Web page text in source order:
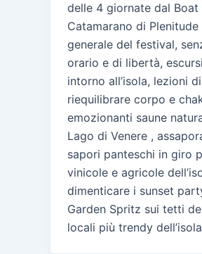
delle 4 giornate dal
Catamarano di
generale del festival,
orario e di libertà,
intorno all’isola, lezioni
riequilibrare corpo e
emozionanti saune
Lago di Venere ,
sapori panteschi in giro
vinicole e agricole
dimenticare i sunset
Garden Spritz sui tetti
locali più trendy